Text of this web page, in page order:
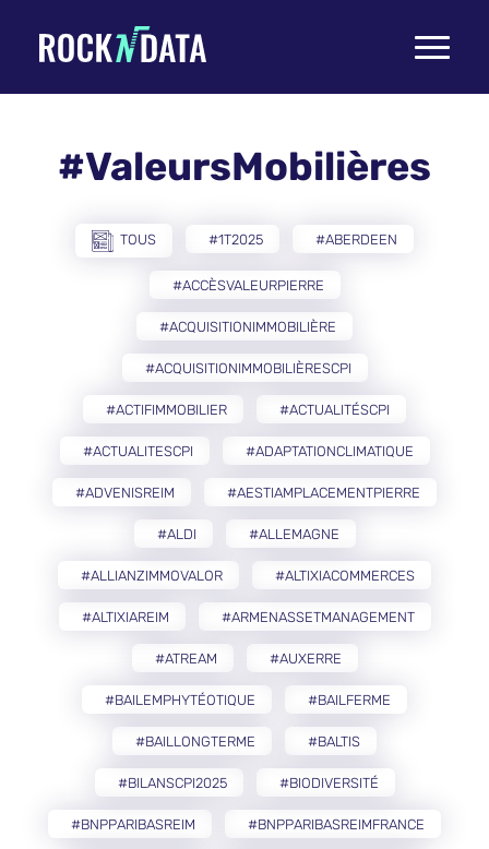
Toggle
#ValeursMobilières
TOUS #1T2025 #ABERDEEN
#ACCÈSVALEURPIERRE
#ACQUISITIONIMMOBILIÈRE
#ACQUISITIONIMMOBILIÈRESCPI
#ACTIFIMMOBILIER #ACTUALITÉSCPI
#ACTUALITESCPI #ADAPTATIONCLIMATIQUE
#ADVENISREIM #AESTIAMPLACEMENTPIERRE
#ALDI #ALLEMAGNE
#ALLIANZIMMOVALOR #ALTIXIACOMMERCES
#ALTIXIAREIM #ARMENASSETMANAGEMENT
#ATREAM #AUXERRE
#BAILEMPHYTÉOTIQUE #BAILFERME
#BAILLONGTERME #BALTIS
#BILANSCPI2025 #BIODIVERSITÉ
#BNPPARIBASREIM #BNPPARIBASREIMFRANCE